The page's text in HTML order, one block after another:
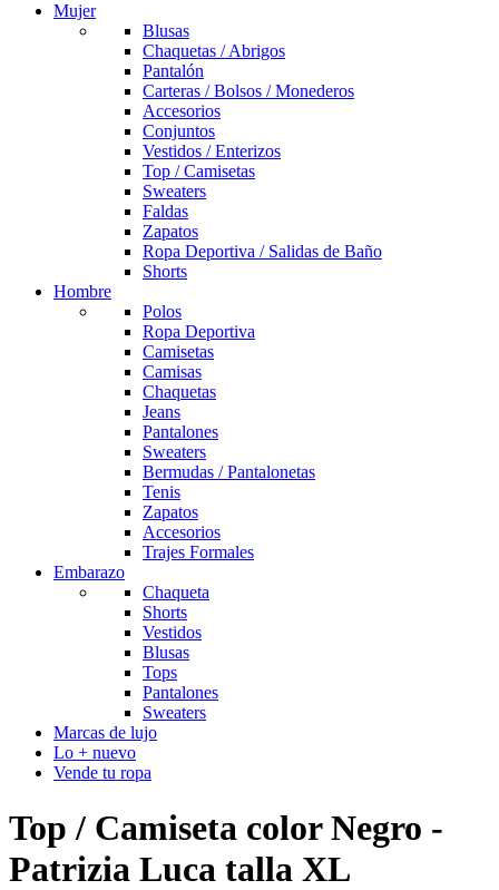
Mujer
Blusas
Chaquetas / Abrigos
Pantalón
Carteras / Bolsos / Monederos
Accesorios
Conjuntos
Vestidos / Enterizos
Top / Camisetas
Sweaters
Faldas
Zapatos
Ropa Deportiva / Salidas de Baño
Shorts
Hombre
Polos
Ropa Deportiva
Camisetas
Camisas
Chaquetas
Jeans
Pantalones
Sweaters
Bermudas / Pantalonetas
Tenis
Zapatos
Accesorios
Trajes Formales
Embarazo
Chaqueta
Shorts
Vestidos
Blusas
Tops
Pantalones
Sweaters
Marcas de lujo
Lo + nuevo
Vende tu ropa
Top / Camiseta color Negro -
Patrizia Luca talla XL